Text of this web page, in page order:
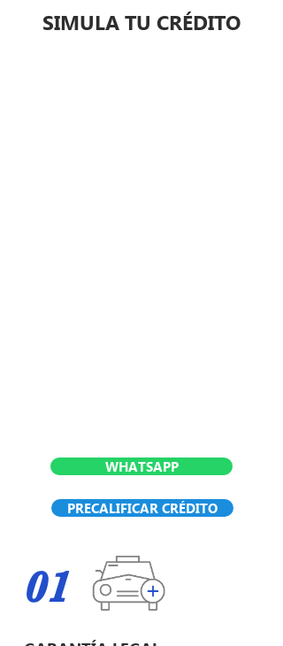
SIMULA TU CRÉDITO
WHATSAPP
PRECALIFICAR CRÉDITO
01